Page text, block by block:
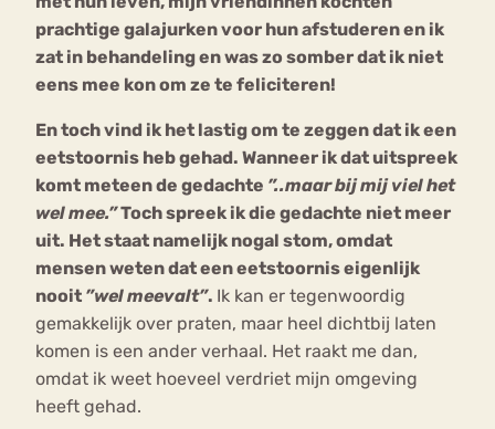
prachtige galajurken voor hun afstuderen en ik
zat in behandeling en was zo somber dat ik niet
eens mee kon om ze te feliciteren!
En toch vind ik het lastig om te zeggen dat ik een
eetstoornis heb gehad. Wanneer ik dat uitspreek
komt meteen de gedachte ”..maar bij mij viel het
wel mee.”Toch spreek ik die gedachte niet meer
uit. Het staat namelijk nogal stom, omdat
mensen weten dat een eetstoornis eigenlijk
nooit ”wel meevalt”. Ik kan er tegenwoordig
gemakkelijk over praten, maar heel dichtbij laten
komen is een ander verhaal. Het raakt me dan,
omdat ik weet hoeveel verdriet mijn omgeving
heeft gehad.